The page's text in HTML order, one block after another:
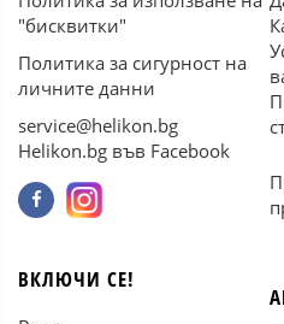
"бисквитки"
Политика за сигурност на
личните данни
service@helikon.bg
Helikon.bg във Facebook
ВКЛЮЧИ СЕ!